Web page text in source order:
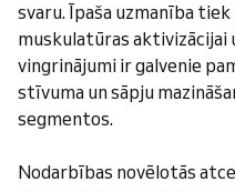
svaru. Īpaša uzmanība
muskulatūras aktivizācijai
vingrinājumi ir galvenie
stīvuma un sāpju
segmentos.
Nodarbības novēlotās